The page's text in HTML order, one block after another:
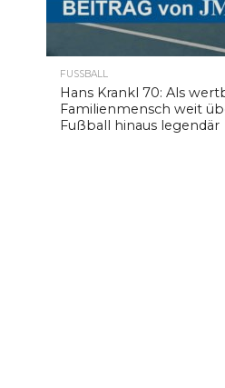
FUSSBALL
Hans Krankl 70: Als
Familienmensch weit
Fußball hinaus legendär